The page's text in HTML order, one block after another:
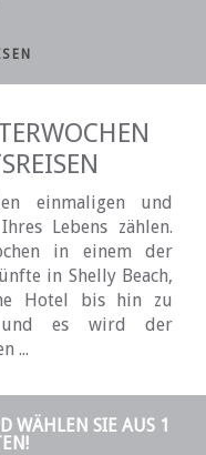
einmaligen und
Lebens zählen.
in einem der
in Shelly Beach,
Hotel bis hin zu
und es wird der
...
WÄHLEN SIE AUS 1